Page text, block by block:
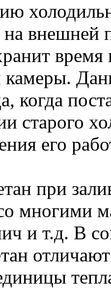
на
камеры.
когда
старого
его
при
многими
и т.д. В